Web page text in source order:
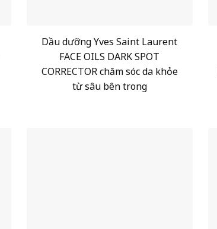
Dầu dưỡng Yves Saint Laurent
FACE OILS DARK SPOT
CORRECTOR chăm sóc da khỏe
từ sâu bên trong